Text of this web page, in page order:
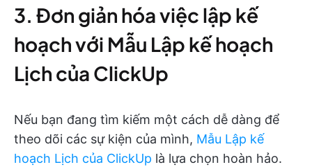
3. Đơn giản hóa việc lập kế
hoạch với Mẫu Lập kế hoạch
Lịch của ClickUp
Nếu bạn đang tìm kiếm một cách dễ dàng để
theo dõi các sự kiện của mình, Mẫu Lập kế
hoạch Lịch của ClickUp là lựa chọn hoàn hảo.